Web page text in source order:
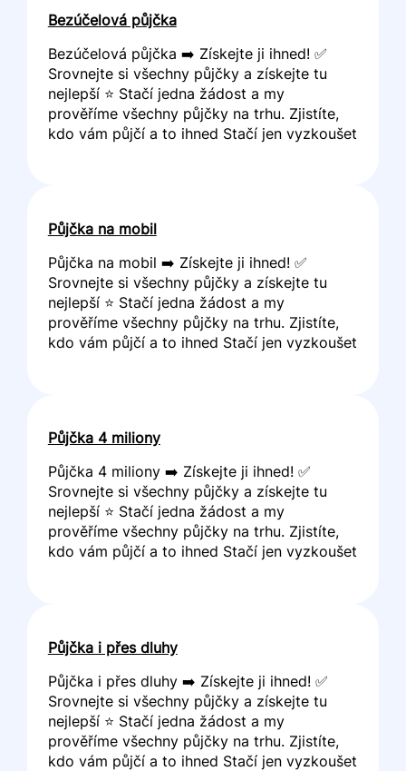
Bezúčelová půjčka
Bezúčelová půjčka ➡️ Získejte ji ihned! ✅
Srovnejte si všechny půjčky a získejte tu
nejlepší ⭐ Stačí jedna žádost a my
prověříme všechny půjčky na trhu. Zjistíte,
kdo vám půjčí a to ihned Stačí jen vyzkoušet
Půjčka na mobil
Půjčka na mobil ➡️ Získejte ji ihned! ✅
Srovnejte si všechny půjčky a získejte tu
nejlepší ⭐ Stačí jedna žádost a my
prověříme všechny půjčky na trhu. Zjistíte,
kdo vám půjčí a to ihned Stačí jen vyzkoušet
Půjčka 4 miliony
Půjčka 4 miliony ➡️ Získejte ji ihned! ✅
Srovnejte si všechny půjčky a získejte tu
nejlepší ⭐ Stačí jedna žádost a my
prověříme všechny půjčky na trhu. Zjistíte,
kdo vám půjčí a to ihned Stačí jen vyzkoušet
Půjčka i přes dluhy
Půjčka i přes dluhy ➡️ Získejte ji ihned! ✅
Srovnejte si všechny půjčky a získejte tu
nejlepší ⭐ Stačí jedna žádost a my
prověříme všechny půjčky na trhu. Zjistíte,
kdo vám půjčí a to ihned Stačí jen vyzkoušet